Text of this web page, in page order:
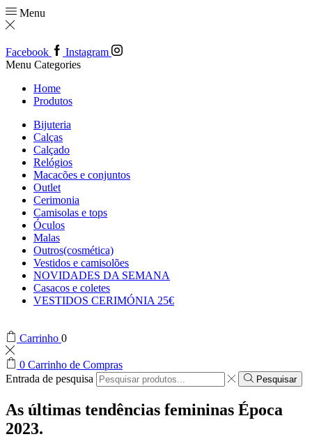
Menu
Facebook
Instagram
Menu Categories
Home
Produtos
Bijuteria
Calças
Calçado
Relógios
Macacões e conjuntos
Outlet
Cerimonia
Camisolas e tops
Óculos
Malas
Outros(cosmética)
Vestidos e camisolões
NOVIDADES DA SEMANA
Casacos e coletes
VESTIDOS CERIMÓNIA 25€
Carrinho 0
0 Carrinho de Compras
Entrada de pesquisa
Pesquisar
As últimas tendências femininas Época
2023.